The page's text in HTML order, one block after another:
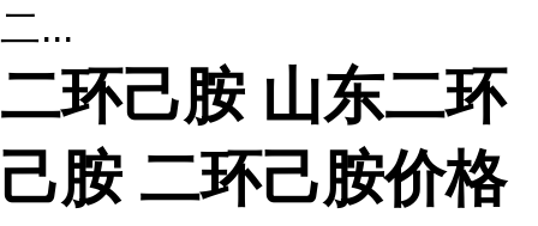
二...
二环己胺 山东二环
己胺 二环己胺价格